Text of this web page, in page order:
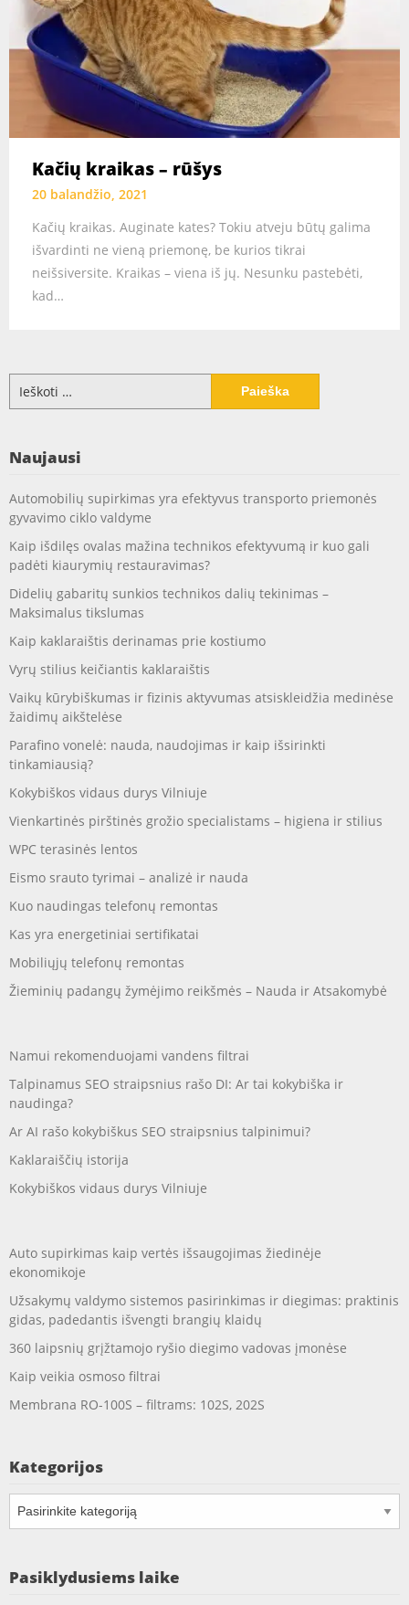
Kačių kraikas – rūšys
20 balandžio, 2021
Kačių kraikas. Auginate kates? Tokiu atveju būtų galima
išvardinti ne vieną priemonę, be kurios tikrai
neišsiversite. Kraikas – viena iš jų. Nesunku pastebėti,
kad…
Naujausi
Automobilių supirkimas yra efektyvus transporto priemonės
gyvavimo ciklo valdyme
Kaip išdilęs ovalas mažina technikos efektyvumą ir kuo gali
padėti kiaurymių restauravimas?
Didelių gabaritų sunkios technikos dalių tekinimas –
Maksimalus tikslumas
Kaip kaklaraištis derinamas prie kostiumo
Vyrų stilius keičiantis kaklaraištis
Vaikų kūrybiškumas ir fizinis aktyvumas atsiskleidžia medinėse
žaidimų aikštelėse
Parafino vonelė: nauda, naudojimas ir kaip išsirinkti
tinkamiausią?
Kokybiškos vidaus durys Vilniuje
Vienkartinės pirštinės grožio specialistams – higiena ir stilius
WPC terasinės lentos
Eismo srauto tyrimai – analizė ir nauda
Kuo naudingas telefonų remontas
Kas yra energetiniai sertifikatai
Mobiliųjų telefonų remontas
Žieminių padangų žymėjimo reikšmės – Nauda ir Atsakomybė
Namui rekomenduojami vandens filtrai
Talpinamus SEO straipsnius rašo DI: Ar tai kokybiška ir
naudinga?
Ar AI rašo kokybiškus SEO straipsnius talpinimui?
Kaklaraiščių istorija
Kokybiškos vidaus durys Vilniuje
Auto supirkimas kaip vertės išsaugojimas žiedinėje
ekonomikoje
Užsakymų valdymo sistemos pasirinkimas ir diegimas: praktinis
gidas, padedantis išvengti brangių klaidų
360 laipsnių grįžtamojo ryšio diegimo vadovas įmonėse
Kaip veikia osmoso filtrai
Membrana RO-100S – filtrams: 102S, 202S
Kategorijos
Pasiklydusiems laike